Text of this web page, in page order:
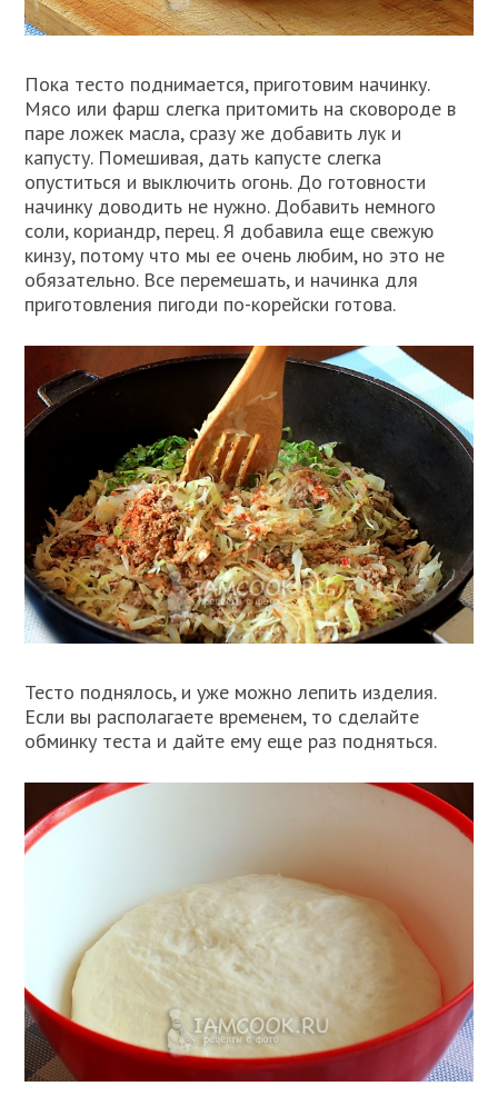
Пока тесто поднимается, приготовим начинку.
Мясо или фарш слегка притомить на сковороде в
паре ложек масла, сразу же добавить лук и
капусту. Помешивая, дать капусте слегка
опуститься и выключить огонь. До готовности
начинку доводить не нужно. Добавить немного
соли, кориандр, перец. Я добавила еще свежую
кинзу, потому что мы ее очень любим, но это не
обязательно. Все перемешать, и начинка для
приготовления пигоди по-корейски готова.
Тесто поднялось, и уже можно лепить изделия.
Если вы располагаете временем, то сделайте
обминку теста и дайте ему еще раз подняться.